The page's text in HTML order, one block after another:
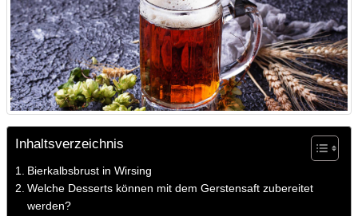
Inhaltsverzeichnis
Bierkalbsbrust in Wirsing
Welche Desserts können mit dem Gerstensaft zubereitet
werden?